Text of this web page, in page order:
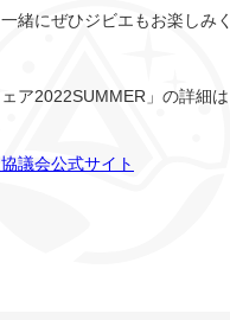
緒にぜひジビエもお楽しみ
ェア2022SUMMER」の詳細
議会公式サイト